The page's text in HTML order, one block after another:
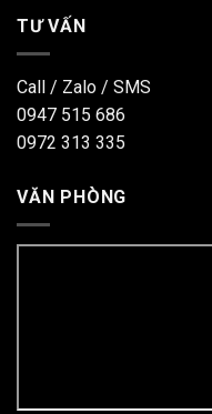
TƯ VẤN
Call / Zalo / SMS
0947 515 686
0972 313 335
VĂN PHÒNG